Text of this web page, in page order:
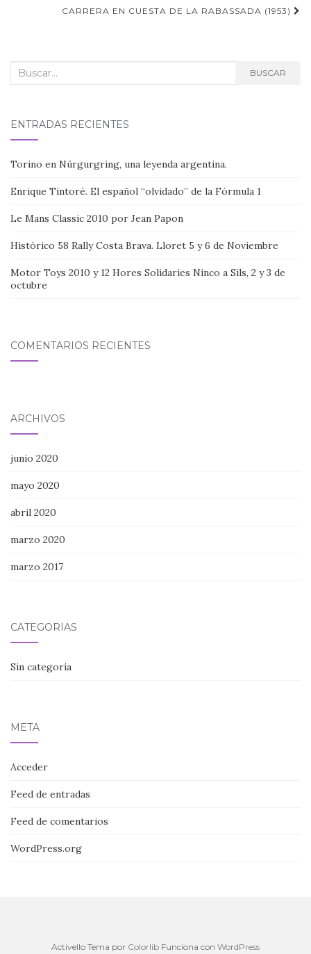
entradasCARRERA EN CUESTA DE LA RABASSADA (1953)
Buscar: BUSCAR
ENTRADAS RECIENTES
Torino en Nürgurgring, una leyenda argentina.
Enrique Tintoré. El español “olvidado” de la Fórmula 1
Le Mans Classic 2010 por Jean Papon
Histórico 58 Rally Costa Brava. Lloret 5 y 6 de Noviembre
Motor Toys 2010 y 12 Hores Solidaries Ninco a Sils, 2 y 3 de
octubre
COMENTARIOS RECIENTES
ARCHIVOS
junio 2020
mayo 2020
abril 2020
marzo 2020
marzo 2017
CATEGORÍAS
Sin categoría
META
Acceder
Feed de entradas
Feed de comentarios
WordPress.org
Activello Tema por Colorlib Funciona con WordPress